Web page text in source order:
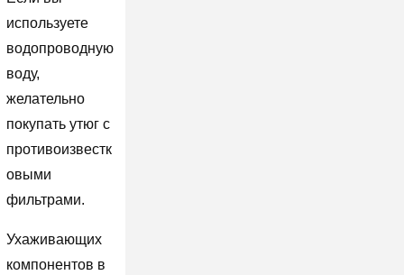
используете
водопроводную
воду,
желательно
покупать утюг с
противоизвестк
овыми
фильтрами.
Ухаживающих
компонентов в